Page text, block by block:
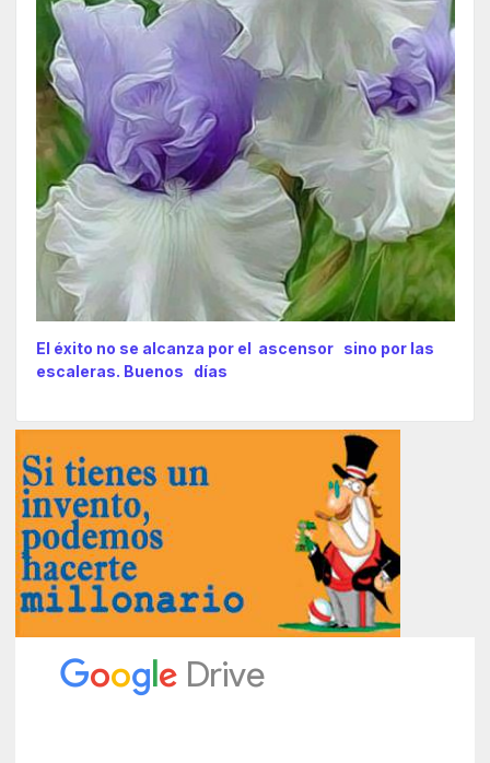
El éxito no se alcanza por el ascensor sino por las
escaleras. Buenos días